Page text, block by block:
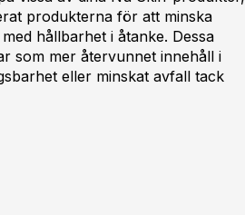
produkterna för att minska
hållbarhet i åtanke. Dessa
som mer återvunnet innehåll i
eller minskat avfall tack